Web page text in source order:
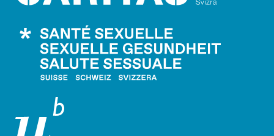
Caritas Schweiz
Santé Sexuelle Schweiz